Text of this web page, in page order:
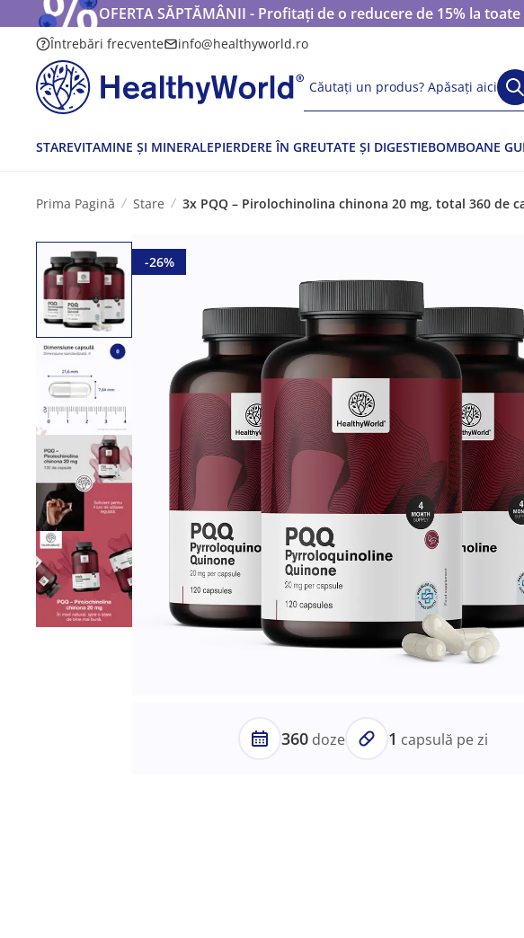
OFERTA SĂPTĂMÂNII - Profitați de o reducere de 15% la
Întrebări frecvente info@healthyworld.ro
Căutați un produs? Apăsați aici
STAREVITAMINE ȘI MINERALEPIERDERE ÎN GREUTATE ȘI DIGESTIEBOMBOANE
Prima Pagină Stare 3x PQQ – Pirolochinolina chinona 20 mg, total 360 de
-26%
360doze 1 capsulă pe zi